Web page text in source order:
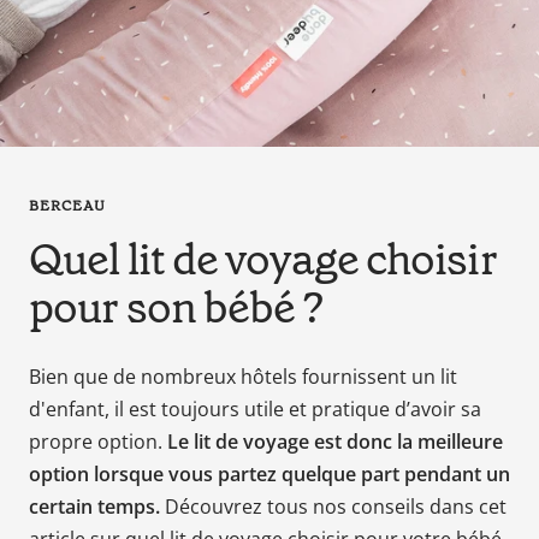
en
tant
que
parents
la
grossesse
de
avec
Papa.
Meilleurs
prix
BERCEAU
Quel lit de voyage choisir
pour son bébé ?
Bien que de nombreux hôtels fournissent un lit
d'enfant, il est toujours utile et pratique d’avoir sa
propre option. Le lit de voyage est donc la meilleure
option lorsque vous partez quelque part pendant un
certain temps. Découvrez tous nos conseils dans cet